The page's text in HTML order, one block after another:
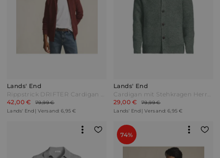
Lands' End
Rippstrick DRIFTER Cardigan Herren Braun by Lands' End
42,00 €
79,99 €
Lands' End | Versand: 6,95 €
Lands' End
Cardigan mit Stehkragen Herren Grün by Lands' End
29,00 €
79,99 €
Lands' End | Versand: 6,95 €
74%